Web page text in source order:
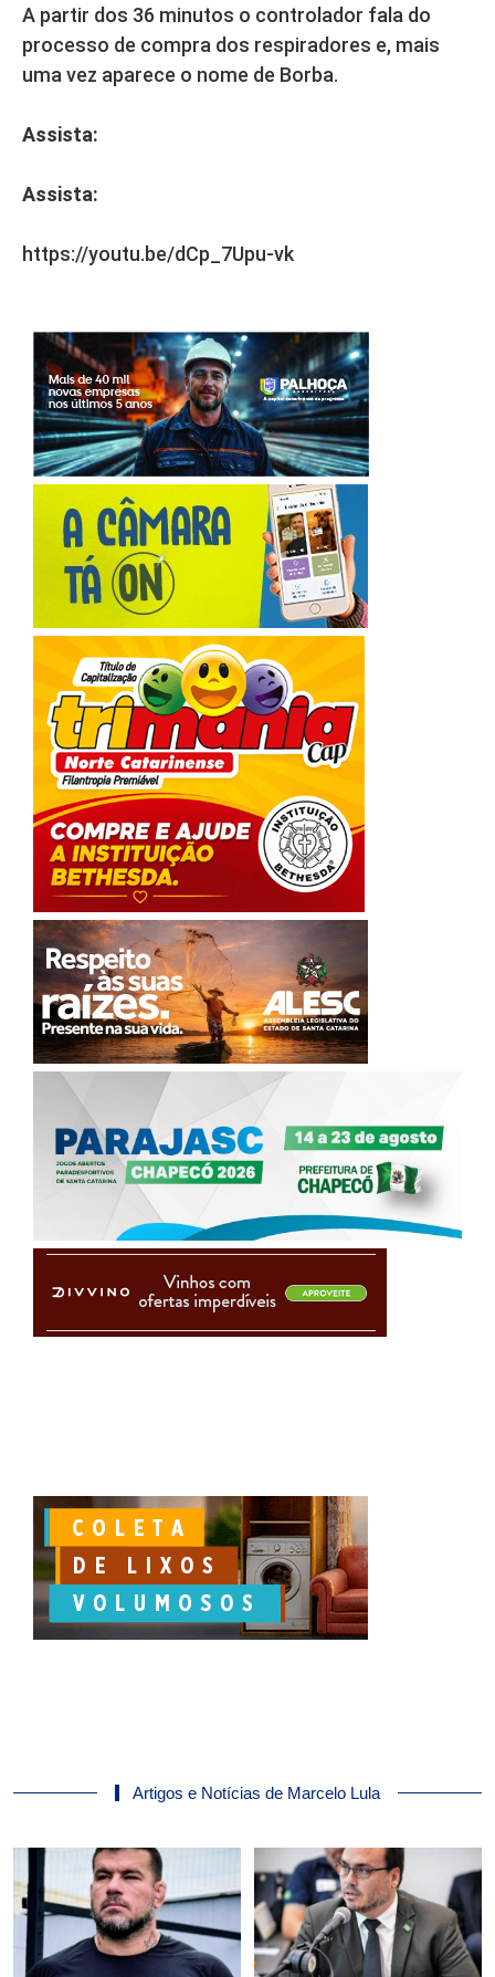
A partir dos 36 minutos o controlador fala do
processo de compra dos respiradores e, mais
uma vez aparece o nome de Borba.
Assista:
Assista:
https://youtu.be/dCp_7Upu-vk
Artigos e Notícias de Marcelo Lula